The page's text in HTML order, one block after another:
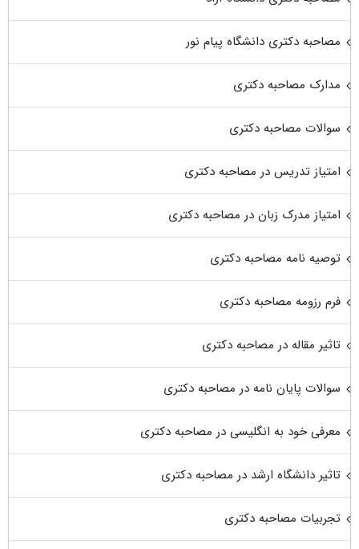
مصاحبه دکتری دانشگاه پیام نور
مدارک مصاحبه دکتری
سوالات مصاحبه دکتری
امتیاز تدریس در مصاحبه دکتری
امتیاز مدرک زبان در مصاحبه دکتری
توصیه نامه مصاحبه دکتری
فرم رزومه مصاحبه دکتری
تاثیر مقاله در مصاحبه دکتری
سوالات پایان نامه در مصاحبه دکتری
معرفی خود به انگلیسی در مصاحبه دکتری
تاثیر دانشگاه ارشد در مصاحبه دکتری
تجربیات مصاحبه دکتری